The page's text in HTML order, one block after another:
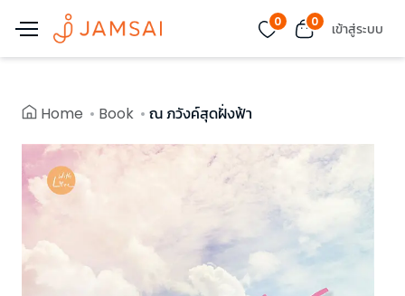
0 0 เข้าสู่ระบบ
Home Book ณ ภวังค์สุดฝั่งฟ้า